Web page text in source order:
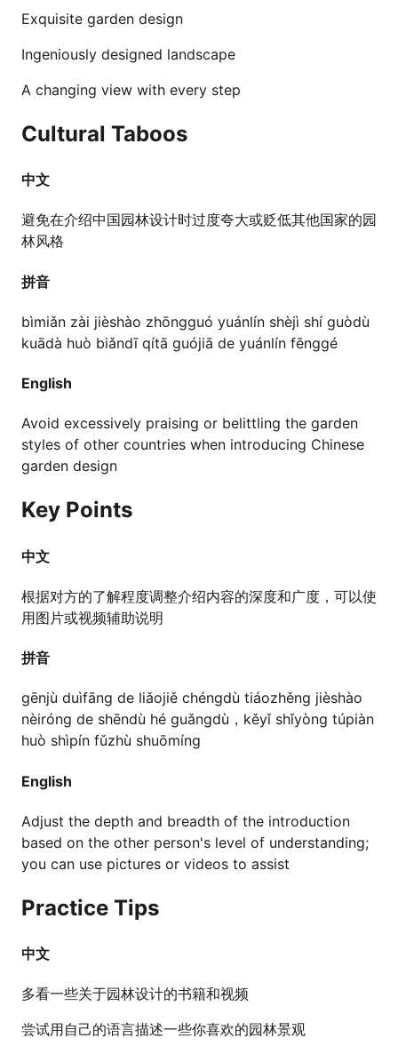
Exquisite garden design
Ingeniously designed landscape
A changing view with every step
Cultural Taboos
中文
避免在介绍中国园林设计时过度夸大或贬低其他国家的园
林风格
拼音
bìmiǎn zài jièshào zhōngguó yuánlín shèjì shí guòdù
kuādà huò biǎndī qítā guójiā de yuánlín fēnggé
English
Avoid excessively praising or belittling the garden
styles of other countries when introducing Chinese
garden design
Key Points
中文
根据对方的了解程度调整介绍内容的深度和广度，可以使
用图片或视频辅助说明
拼音
gēnjù duìfāng de liǎojiě chéngdù tiáozhěng jièshào
nèiróng de shēndù hé guǎngdù，kěyǐ shǐyòng túpiàn
huò shìpín fǔzhù shuōmíng
English
Adjust the depth and breadth of the introduction
based on the other person's level of understanding;
you can use pictures or videos to assist
Practice Tips
中文
多看一些关于园林设计的书籍和视频
尝试用自己的语言描述一些你喜欢的园林景观